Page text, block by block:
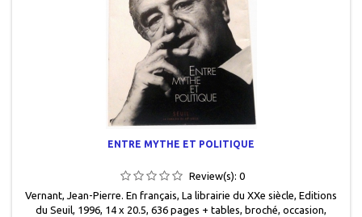
ENTRE MYTHE ET POLITIQUE
Review(s): 0
Vernant, Jean-Pierre. En français , La librairie du XXe siècle , Editions
du Seuil, 1996 , 14 x 20.5 , 636 pages + tables, broché , occasion ,